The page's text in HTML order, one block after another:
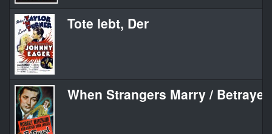
Tote lebt, Der
When Strangers Marry / Betrayed